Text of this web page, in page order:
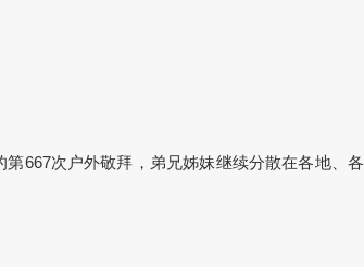
667次户外敬拜，弟兄姊妹继续分散在各地、各